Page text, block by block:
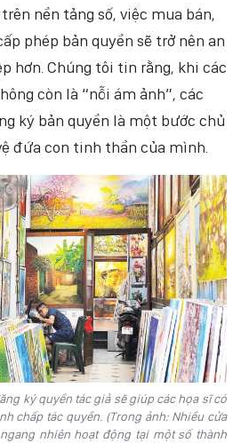
nền tảng số, việc mua bán,
phép bản quyền sẽ trở nên an
hơn. Chúng tôi tin rằng, khi các
còn là “nỗi ám ảnh”, các
ký bản quyền là một bước chủ
đứa con tinh thần của mình.
ký quyền tác giả sẽ giúp các họa sĩ có
chấp tác quyền. (Trong ảnh: Nhiều cửa
nhiên hoạt động tại một số thành